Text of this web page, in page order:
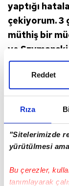
Rıza
"Sitelerimizde
yürütülmesi
Bu çerezler,
tanımlayarak
Reddet
yaptığı
çekiyorum. 3
müthiş bir
ve
fiziki